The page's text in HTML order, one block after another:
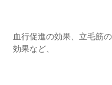
血行促進の効果、立毛筋
効果など、